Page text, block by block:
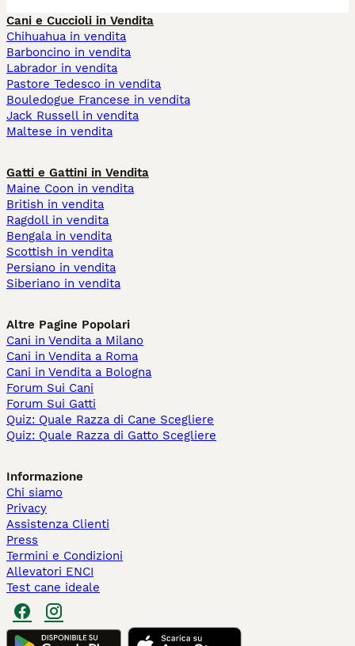
Cani e Cuccioli in Vendita
Chihuahua in vendita
Barboncino in vendita
Labrador in vendita
Pastore Tedesco in vendita
Bouledogue Francese in vendita
Jack Russell in vendita
Maltese in vendita
Gatti e Gattini in Vendita
Maine Coon in vendita
British in vendita
Ragdoll in vendita
Bengala in vendita
Scottish in vendita
Persiano in vendita
Siberiano in vendita
Altre Pagine Popolari
Cani in Vendita a Milano
Cani in Vendita a Roma
Cani in Vendita a Bologna
Forum Sui Cani
Forum Sui Gatti
Quiz: Quale Razza di Cane Scegliere
Quiz: Quale Razza di Gatto Scegliere
Informazione
Chi siamo
Privacy
Assistenza Clienti
Press
Termini e Condizioni
Allevatori ENCI
Test cane ideale